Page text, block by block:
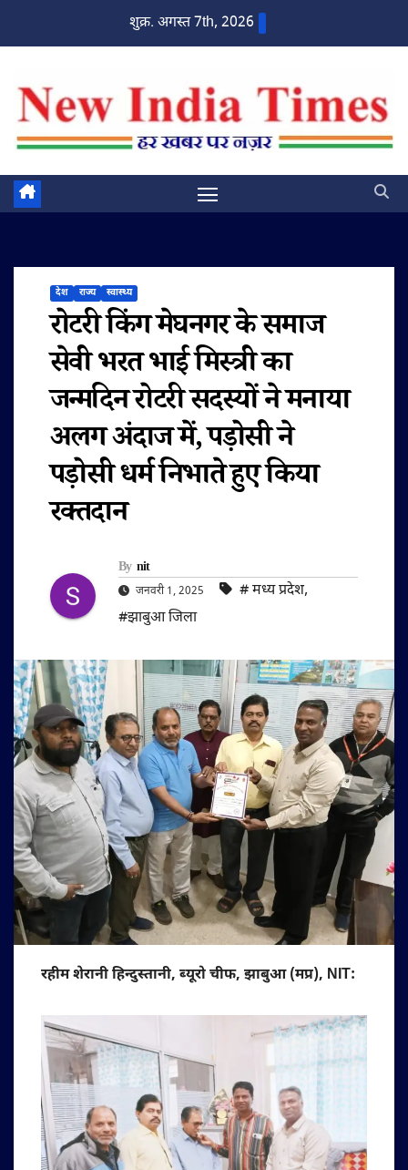
शुक्र. अगस्त 7th, 2026
देश राज्य स्वास्थ्य
रोटरी किंग मेघनगर के समाज
सेवी भरत भाई मिस्त्री का
जन्मदिन रोटरी सदस्यों ने मनाया
अलग अंदाज में, पड़ोसी ने
पड़ोसी धर्म निभाते हुए किया
रक्तदान
By nit
जनवरी 1, 2025 #‌ मध्य प्रदेश,
#झाबुआ जिला
रहीम शेरानी हिन्दुस्तानी, ब्यूरो चीफ, झाबुआ (मप्र), NIT: